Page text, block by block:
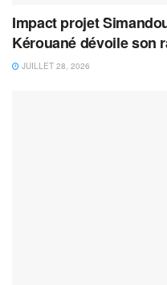
Impact projet
Kérouané dévoile son
JUILLET 28, 2026